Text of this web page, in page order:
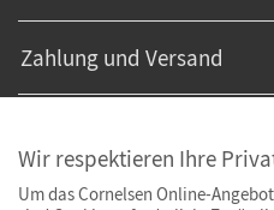
Zahlung und Versand
Wir respektieren Ihre
Um das Cornelsen Online-